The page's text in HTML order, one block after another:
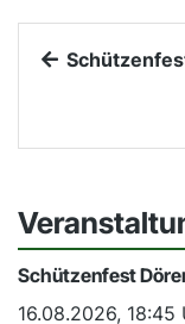
Schützenfest
16.08.2026, 18:45